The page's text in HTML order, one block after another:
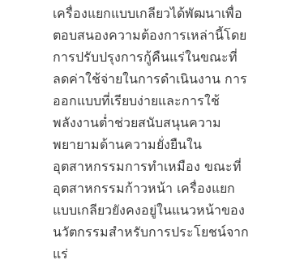
เครื่องแยกแบบเกลียวได้พัฒนาเพื่อ
ตอบสนองความต้องการเหล่านี้โดย
การปรับปรุงการกู้คืนแร่ในขณะที่
ลดค่าใช้จ่ายในการดำเนินงาน การ
ออกแบบที่เรียบง่ายและการใช้
พลังงานต่ำช่วยสนับสนุนความ
พยายามด้านความยั่งยืนใน
อุตสาหกรรมการทำเหมือง ขณะที่
อุตสาหกรรมก้าวหน้า เครื่องแยก
แบบเกลียวยังคงอยู่ในแนวหน้าของ
นวัตกรรมสำหรับการประโยชน์จาก
แร่